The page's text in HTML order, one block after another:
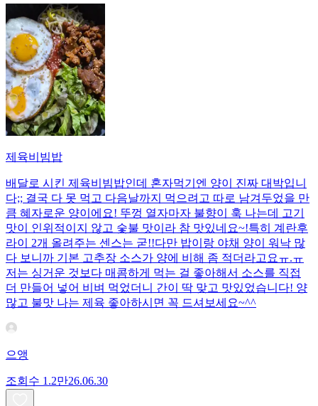
제육비빔밥
배달로 시킨 제육비빔밥인데 혼자먹기엔 양이 진짜 대박입니
다;; 결국 다 못 먹고 다음날까지 먹으려고 따로 남겨두었을 만
큼 혜자로운 양이에요! 뚜껑 열자마자 불향이 훅 나는데 고기
맛이 인위적이지 않고 숯불 맛이라 참 맛있네요~!특히 계란후
라이 2개 올려주는 센스는 굳!! ​다만 밥이랑 야채 양이 워낙 많
다 보니까 기본 고추장 소스가 양에 비해 좀 적더라고요ㅠ.ㅠ
저는 싱거운 것보다 매콤하게 먹는 걸 좋아해서 소스를 직접
더 만들어 넣어 비벼 먹었더니 간이 딱 맞고 맛있었습니다! 양
많고 불맛 나는 제육 좋아하시면 꼭 드셔보세요~^^
으앵
조회수 1.2만26.06.30